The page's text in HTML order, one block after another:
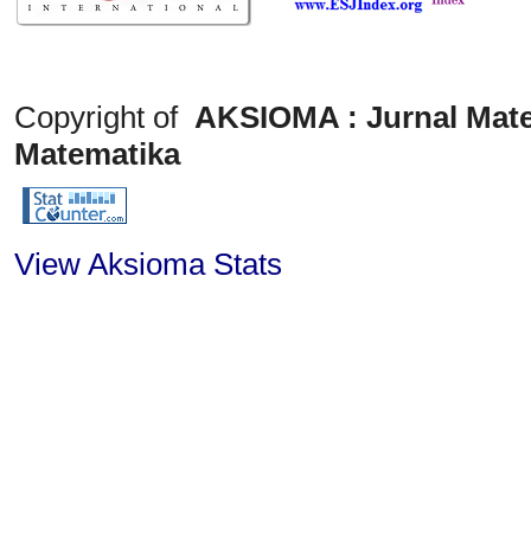
Copyright ofAKSIOMA : Jurnal
Matematika
View Aksioma Stats